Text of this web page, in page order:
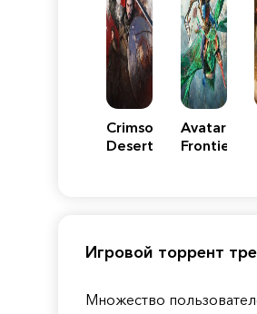
Crimson
Desert
Avatar:
Frontiers
Игровой торрент
Множество